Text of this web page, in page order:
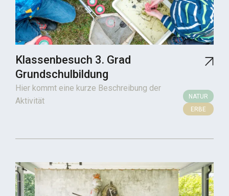
Klassenbesuch 3. Grad
Grundschulbildung
Hier kommt eine kurze Beschreibung der
Aktivität
NATUR
ERBE